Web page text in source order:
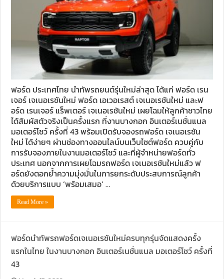
ฟอร์ด ประเทศไทย นำทัพรถยนต์รุ่นใหม่ล่าสุด ได้แก่ ฟอร์ด เรน
เจอร์ เจเนอเรชันใหม่ ฟอร์ด เอเวอเรสต์ เจเนอเรชันใหม่ และฟ
อร์ด เรนเจอร์ แร็พเตอร์ เจเนอเรชันใหม่ เผยโฉมให้ลูกค้าชาวไทย
ได้สัมผัสตัวจริงเป็นครั้งแรก ที่งานบางกอก อินเตอร์เนชั่นแนล
มอเตอร์โชว์ ครั้งที่ 43 พร้อมเปิดรับจองรถฟอร์ด เจเนอเรชัน
ใหม่ ได้ง่ายๆ ผ่านช่องทางออนไลน์บนเว็บไซต์ฟอร์ด ควบคู่กับ
การรับจองภายในงานมอเตอร์โชว์ และที่ผู้จำหน่ายฟอร์ดทั่ว
ประเทศ นอกจากการเผยโฉมรถฟอร์ด เจเนอเรชันใหม่แล้ว ฟ
อร์ดยังตอกย้ำความมุ่งมั่นในการยกระดับประสบการณ์ลูกค้า
ด้วยบริการแบบ ‘พร้อมเสมอ’ …
Read More »
ฟอร์ดนำทัพรถฟอร์ดเจเนอเรชันใหม่ครบทุกรุ่นจัดแสดงครั้ง
แรกในไทย ในงานบางกอก อินเตอร์เนชั่นแนล มอเตอร์โชว์ ครั้งที่
43